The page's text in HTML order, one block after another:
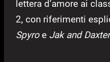
lettera d’amore ai
2, con riferimenti
Spyroe Jak and Daxter